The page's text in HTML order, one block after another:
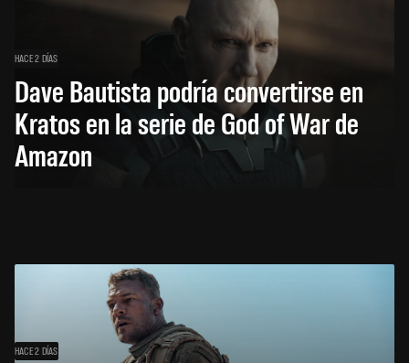
HACE 2 DÍAS
Dave Bautista podría convertirse en
Kratos en la serie de God of War de
Amazon
HACE 2 DÍAS